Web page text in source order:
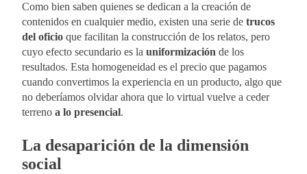
Como bien saben quienes se dedican a la creación de
contenidos en cualquier medio, existen una serie de trucos
del oficio que facilitan la construcción de los relatos, pero
cuyo efecto secundario es la uniformización de los
resultados. Esta homogeneidad es el precio que pagamos
cuando convertimos la experiencia en un producto, algo que
no deberíamos olvidar ahora que lo virtual vuelve a ceder
terreno a lo presencial.
La desaparición de la dimensión
social